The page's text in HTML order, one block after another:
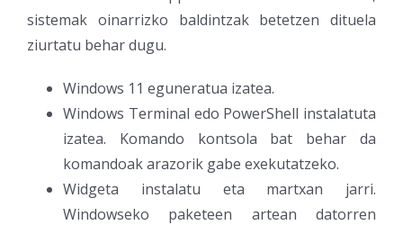
sistemak oinarrizko baldintzak betetzen dituela
ziurtatu behar dugu.
Windows 11 eguneratua izatea.
Windows Terminal edo PowerShell instalatuta
izatea. Komando kontsola bat behar da
komandoak arazorik gabe exekutatzeko.
Widgeta instalatu eta martxan jarri.
Windowseko paketeen artean datorren